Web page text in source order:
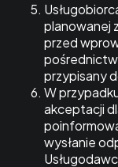
planowanej
przed
przypisany
W
akceptacji
wysłanie